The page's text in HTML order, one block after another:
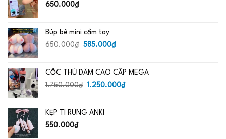
650.000₫
Búp bê mini cầm tay
650.000₫
Giá
650.000₫.
585.000₫Giá
là:
585.000₫.
CỐC THỦ DÂM CAO CẤP MEGA
1.750.000₫
Giá
1.750.000₫.
1.250.000₫Giá
KẸP TI RUNG ANKI
550.000₫